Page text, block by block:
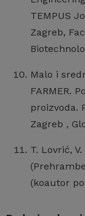
TEMPUS
Zagreb,
Malo i
FARMER.
proizvoda.
Zagreb ,
T. Lovrić,
(koautor